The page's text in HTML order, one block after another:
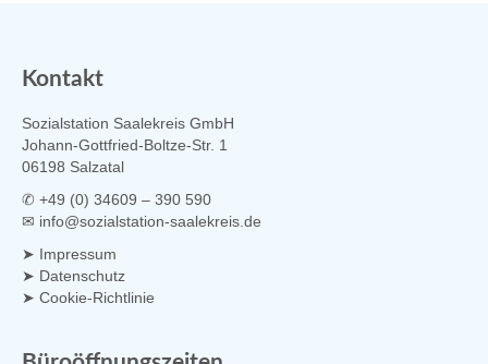
Kontakt
Sozialstation Saalekreis GmbH
Johann-Gottfried-Boltze-Str. 1
06198 Salzatal
✆ +49 (0) 34609 – 390 590
✉ info@sozialstation-saalekreis.de
➤ Impressum
➤ Datenschutz
➤ Cookie-Richtlinie